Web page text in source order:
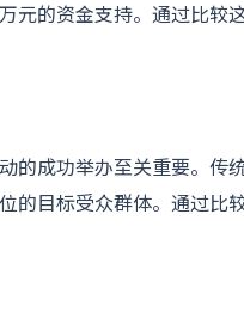
元的资金支持。通过比较
的成功举办至关重要。传
的目标受众群体。通过比